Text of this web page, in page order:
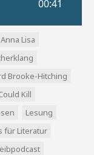
Anna Lisa
Brooke-Hitching
Kill
Lesung
für Literatur